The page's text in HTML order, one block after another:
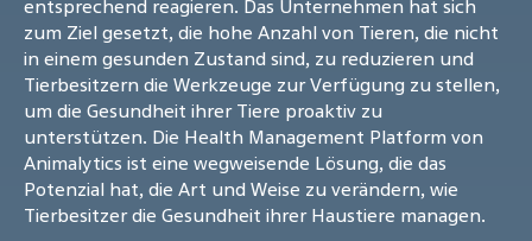
entsprechend reagieren. Das Unternehmen hat sich
zum Ziel gesetzt, die hohe Anzahl von Tieren, die nicht
in einem gesunden Zustand sind, zu reduzieren und
Tierbesitzern die Werkzeuge zur Verfügung zu stellen,
um die Gesundheit ihrer Tiere proaktiv zu
unterstützen. Die Health Management Platform von
Animalytics ist eine wegweisende Lösung, die das
Potenzial hat, die Art und Weise zu verändern, wie
Tierbesitzer die Gesundheit ihrer Haustiere managen.